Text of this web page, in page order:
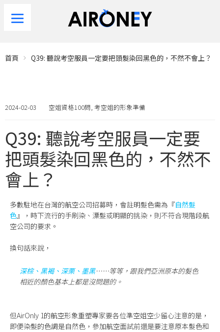
首頁 Q39: 聽說考空服員一定要把頭髮染回黑色的，不然不會上？
2024-02-03 空姐資格100問, 考空姐的形象準備
Q39: 聽說考空服員一定要
把頭髮染回黑色的，不然不
會上？
多數駐地在台灣的航空公司招募時，會註明髮色需為『自然髮
色』，時下流行的手刷染 、 漂髮或明顯的挑染 ，則不符合現階段航
空公司的要求。
換句話來說，
深棕、黑褐、深栗、墨黑……等等，跟我們亞洲原本的髮色
相近的顏色基本上都是沒問題的。
但AirOnly 1的航空形象重塑專家要各位準空姐空少留心注意的是，
即便染髮的色調是自然色，參加航空面試前還是要注意原本髮色和